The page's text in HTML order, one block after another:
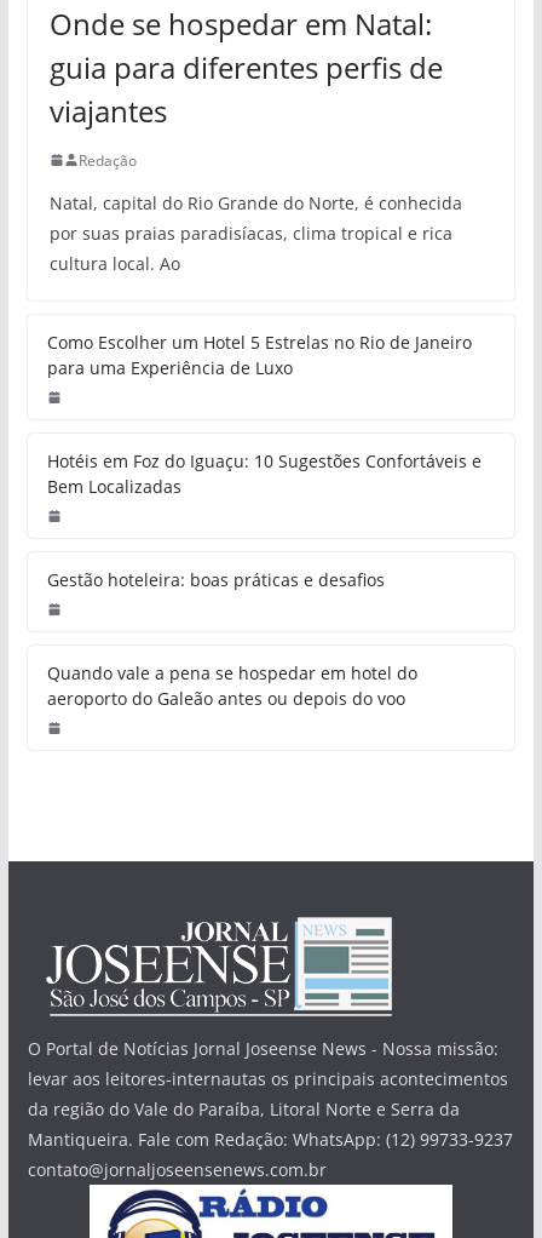
Onde se hospedar em Natal:
guia para diferentes perfis de
viajantes
Redação
Natal, capital do Rio Grande do Norte, é conhecida
por suas praias paradisíacas, clima tropical e rica
cultura local. Ao
Como Escolher um Hotel 5 Estrelas no Rio de Janeiro
para uma Experiência de Luxo
Hotéis em Foz do Iguaçu: 10 Sugestões Confortáveis e
Bem Localizadas
Gestão hoteleira: boas práticas e desafios
Quando vale a pena se hospedar em hotel do
aeroporto do Galeão antes ou depois do voo
O Portal de Notícias Jornal Joseense News - Nossa missão:
levar aos leitores-internautas os principais acontecimentos
da região do Vale do Paraíba, Litoral Norte e Serra da
Mantiqueira. Fale com Redação: WhatsApp: (12) 99733-9237
contato@jornaljoseensenews.com.br